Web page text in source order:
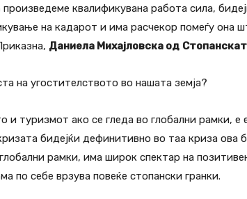
квалификувана работа сила,
на кадарот и има расчекор помеѓу она
Даниела Михајловска од
на угостителството во нашата земја?
и туризмот ако се гледа во глобални рамки,
бидејќи дефинитивно во таа криза ова
рамки, има широк спектар на
по себе врзува повеќе стопански гранки.